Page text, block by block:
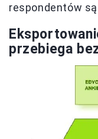
respondentów
przebiega